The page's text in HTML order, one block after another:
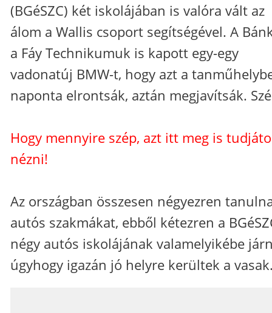
(BGéSZC) két iskolájában is valóra vált az
álom a Wallis csoport segítségével. A
a Fáy Technikumuk is kapott egy-egy
vadonatúj BMW-t, hogy azt a
naponta elrontsák, aztán megjavítsák.
Hogy mennyire szép, azt itt meg is
nézni!
Az országban összesen négyezren
autós szakmákat, ebből kétezren a
négy autós iskolájának valamelyikébe
úgyhogy igazán jó helyre kerültek a